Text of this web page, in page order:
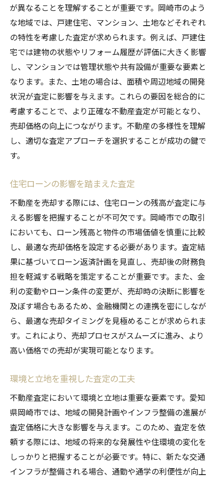
が異なることを理解することが重要です。岡崎市のよう
な地域では、戸建住宅、マンション、土地などそれぞれ
の特性を考慮した査定が求められます。例えば、戸建住
宅では建物の状態やリフォーム履歴が評価に大きく影響
し、マンションでは管理状態や共有設備が重要な要素と
なります。また、土地の場合は、面積や周辺地域の開発
状況が査定に影響を与えます。これらの要因を総合的に
考慮することで、より正確な不動産査定が可能となり、
売却価格の向上につながります。不動産の多様性を理解
し、適切な査定アプローチを選択することが成功の鍵で
す。
住宅ローンの影響を踏まえた査定
不動産を売却する際には、住宅ローンの残高が査定に与
える影響を把握することが不可欠です。岡崎市での取引
においても、ローン残高と物件の市場価値を慎重に比較
し、最適な売却価格を設定する必要があります。査定結
果に基づいてローン返済計画を見直し、売却後の財務負
担を軽減する戦略を策定することが重要です。また、金
利の変動やローン条件の変更が、売却時の決断に影響を
及ぼす場合もあるため、金融機関との連携を密にしなが
ら、最適な売却タイミングを見極めることが求められま
す。これにより、売却プロセスがスムーズに進み、より
高い価格での売却が実現可能となります。
環境と立地を重視した査定の工夫
不動産査定において環境と立地は重要な要素です。愛知
県岡崎市では、地域の開発計画やインフラ整備の進展が
査定価格に大きな影響を与えます。このため、査定を依
頼する際には、地域の将来的な発展性や住環境の変化を
しっかりと把握することが必要です。特に、新たな交通
インフラが整備される場合、通勤や通学の利便性が向上